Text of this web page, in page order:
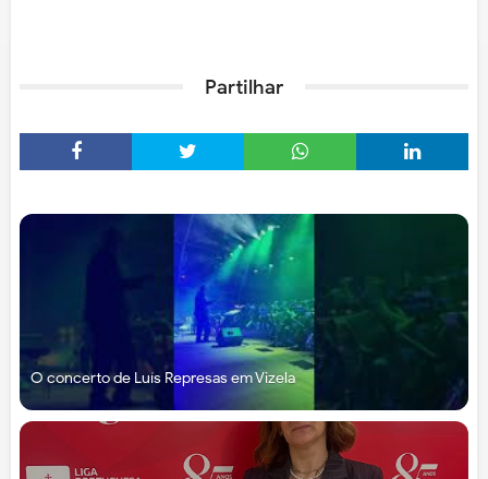
Partilhar
O concerto de Luís Represas em Vizela